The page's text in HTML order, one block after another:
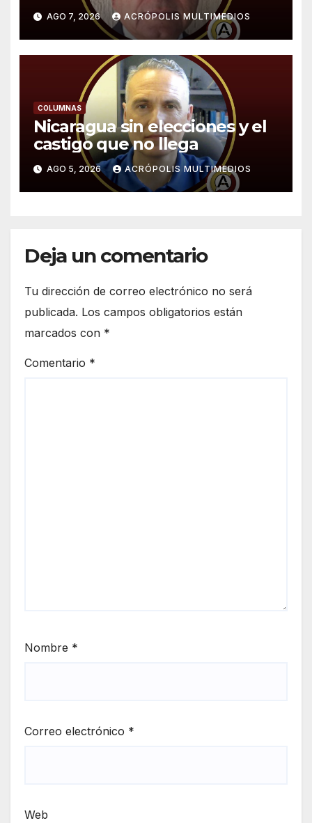
AGO 7, 2026 ACRÓPOLIS MULTIMEDIOS
COLUMNAS
Nicaragua sin elecciones y el
castigo que no llega
AGO 5, 2026 ACRÓPOLIS MULTIMEDIOS
Deja un comentario
Tu dirección de correo electrónico no será
publicada. Los campos obligatorios están
marcados con *
Comentario *
Nombre *
Correo electrónico *
Web